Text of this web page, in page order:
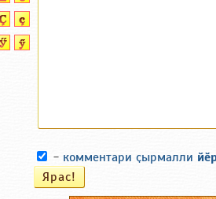
- комментари ҫырмалли